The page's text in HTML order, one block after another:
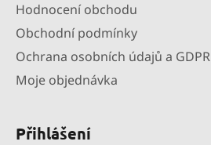
Hodnocení obchodu
Obchodní podmínky
Ochrana osobních údajů a GDPR
Moje objednávka
Přihlášení